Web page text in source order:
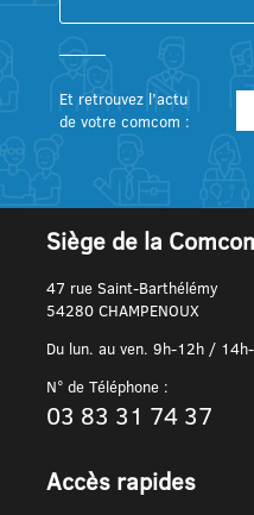
Et retrouvez l’actu
de votre comcom :
Siège de la
47 rue Saint-Barthélémy
54280 CHAMPENOUX
Du lun. au ven. 9h-12h /
N° de Téléphone :
03 83 31 74 37
Accès rapides